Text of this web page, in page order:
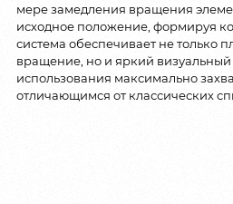
мере замедления вращения
исходное положение, формируя
система обеспечивает не только
вращение, но и яркий визуальный
использования максимально
отличающимся от классических